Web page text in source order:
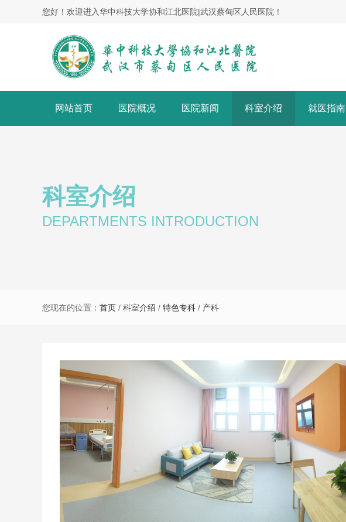
您好！欢迎进入华中科技大学协和江北医院|武汉蔡甸区人民医院！
网站首页 医院概况 医院新闻 科室介绍 就医指南
科室介绍
DEPARTMENTS INTRODUCTION
您现在的位置： 首页 / 科室介绍 / 特色专科 / 产科